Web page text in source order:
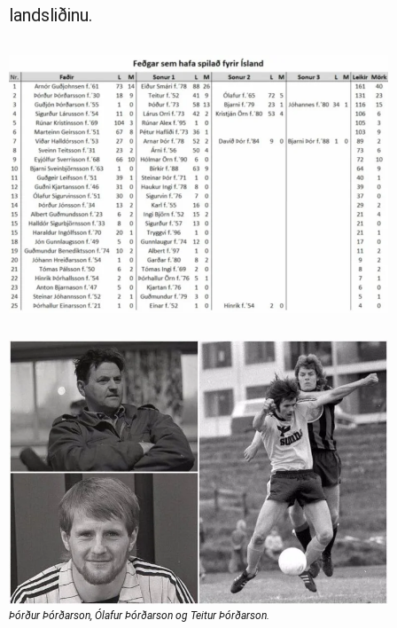
landsliðinu.
Þórður Þórðarson, Ólafur Þórðarson og Teitur Þórðarson.